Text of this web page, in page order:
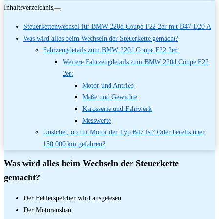
Inhaltsverzeichnis
Steuerkettenwechsel für BMW 220d Coupe F22 2er mit B47 D20 A
Was wird alles beim Wechseln der Steuerkette gemacht?
Fahrzeugdetails zum BMW 220d Coupe F22 2er:
Weitere Fahrzeugdetails zum BMW 220d Coupe F22
2er:
Motor und Antrieb
Maße und Gewichte
Karosserie und Fahrwerk
Messwerte
Unsicher, ob Ihr Motor der Typ B47 ist? Oder bereits über
150.000 km gefahren?
Was wird alles beim Wechseln der Steuerkette
gemacht?
Der Fehlerspeicher wird ausgelesen
Der Motorausbau